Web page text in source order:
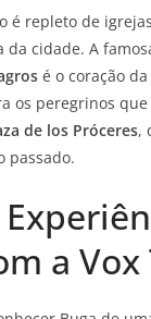
é repleto de
da cidade. A
é o coração
os peregrinos
de los Próceres,
passado.
a